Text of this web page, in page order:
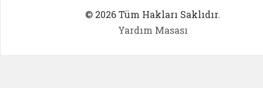
© 2026 Tüm Hakları Saklıdır.
Yardım Masası